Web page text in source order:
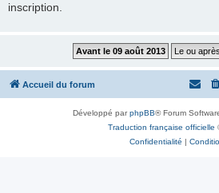
inscription.
Accueil du forum
Développé parphpBB® Forum
Traduction française officielle
Confidentialité |